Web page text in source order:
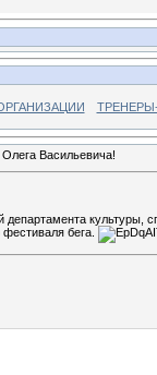
Васильевича!
бега.